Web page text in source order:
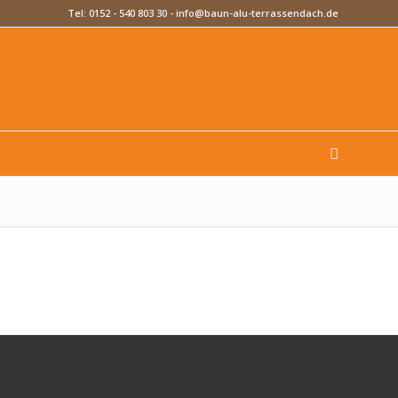
Tel: 0152 - 540 803 30 - info@baun-alu-terrassendach.de